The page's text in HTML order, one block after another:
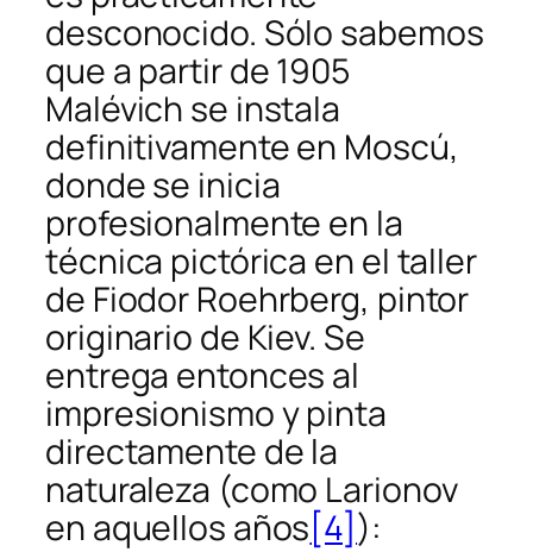
desconocido. Sólo sabemos
que a partir de 1905
Malévich se instala
definitivamente en Moscú,
donde se inicia
profesionalmente en la
técnica pictórica en el taller
de Fiodor Roehrberg, pintor
originario de Kiev. Se
entrega entonces al
impresionismo y pinta
directamente de la
naturaleza (como Larionov
en aquellos años[4]):